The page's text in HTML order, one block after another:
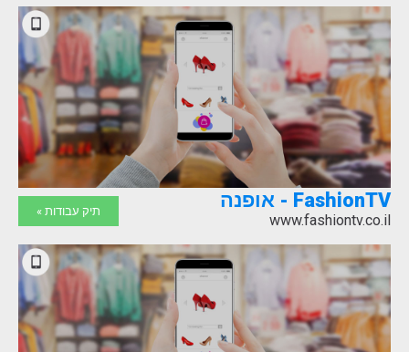
FashionTV - אופנה
www.fashiontv.co.il
תיק עבודות »